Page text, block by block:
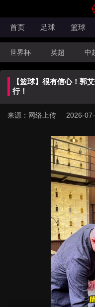
首页 足球 篮球
世界杯 英超 中
韩K联 法甲 科
澳超 法罗超 日
【篮球】很有信心！郭
行！
来源：网络上传 2026-07-